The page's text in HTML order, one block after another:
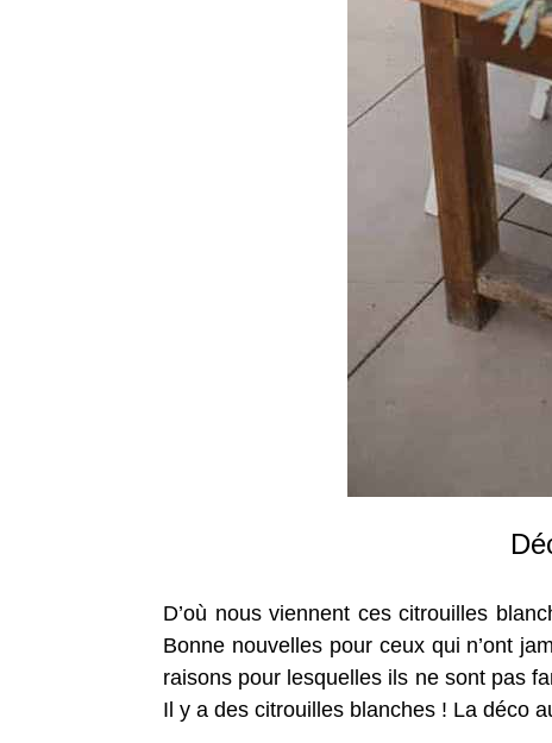
D’où nous viennent ces citrouilles
Bonne nouvelles pour ceux qui n’ont
raisons pour lesquelles ils ne sont pas
Il y a des citrouilles blanches ! La déco